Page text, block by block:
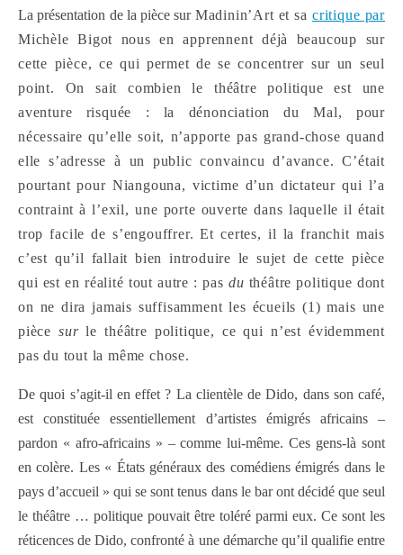
La présentation de la pièce sur Madinin’Art etsacritique par
Michèle Bigot nous en apprennent déjà beaucoup sur
cette pièce, ce qui permet de se concentrer sur un seul
point. On sait combien le théâtre politique est une
aventure risquée : la dénonciation du Mal, pour
nécessaire qu’elle soit, n’apporte pas grand-chose quand
elle s’adresse à un public convaincu d’avance. C’était
pourtant pour Niangouna, victime d’un dictateur qui l’a
contraint à l’exil, une porte ouverte dans laquelle il était
trop facile de s’engouffrer. Et certes, il la franchit mais
c’est qu’il fallait bien introduire le sujet de cette pièce
qui est en réalité tout autre : pas du théâtre politique dont
on ne dira jamais suffisamment les écueils (1) mais une
piècesurle théâtre politique, ce qui n’est évidemment
pas du tout la même chose.
De quoi s’agit-il en effet ? La clientèle de Dido, dans son café,
est constituée essentiellement d’artistes émigrés africains –
pardon « afro-africains » – comme lui-même. Ces gens-là sont
en colère. Les « États généraux des comédiens émigrés dans le
pays d’accueil » qui se sont tenus dans le bar ont décidé que seul
le théâtre … politique pouvait être toléré parmi eux. Ce sont les
réticences de Dido, confronté à une démarche qu’il qualifie entre